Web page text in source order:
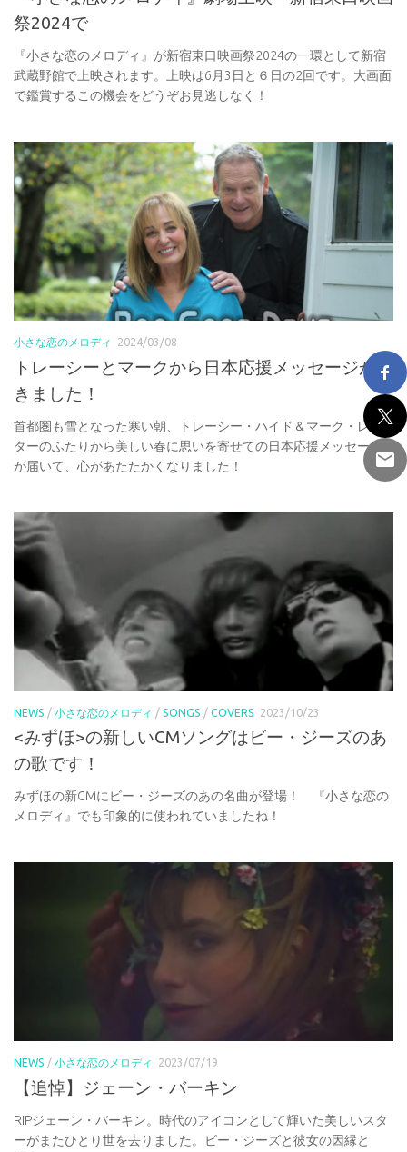
祭2024で
『小さな恋のメロディ』が新宿東口映画祭2024の一環として新宿
武蔵野館で上映されます。上映は6月3日と６日の2回です。大画面
で鑑賞するこの機会をどうぞお見逃しなく！
小さな恋のメロディ 2024/03/08
トレーシーとマークから日本応援メッセージが届
きました！
首都圏も雪となった寒い朝、トレーシー・ハイド＆マーク・レス
ターのふたりから美しい春に思いを寄せての日本応援メッセージ
が届いて、心があたたかくなりました！
NEWS / 小さな恋のメロディ / SONGS / COVERS 2023/10/23
<みずほ>の新しいCMソングはビー・ジーズのあ
の歌です！
みずほの新CMにビー・ジーズのあの名曲が登場！ 『小さな恋の
メロディ』でも印象的に使われていましたね！
NEWS / 小さな恋のメロディ 2023/07/19
【追悼】ジェーン・バーキン
RIPジェーン・バーキン。時代のアイコンとして輝いた美しいスタ
ーがまたひとり世を去りました。ビー・ジーズと彼女の因縁と